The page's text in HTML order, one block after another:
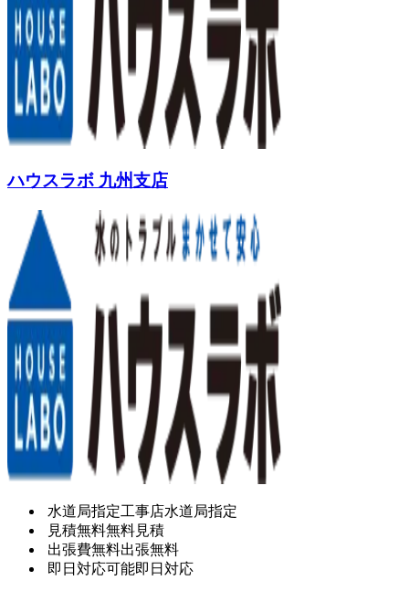
ハウスラボ 九州支店
水道局指定工事店水道局指定
見積無料無料見積
出張費無料出張無料
即日対応可能即日対応